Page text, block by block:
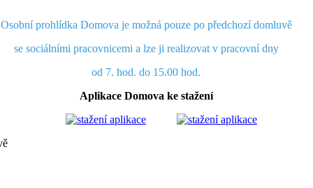
Osobní prohlídka Domova je možná pouze po předchozí domluvě
se sociálními pracovnicemi a lze ji realizovat v pracovní dny
od 7. hod. do 15.00 hod.
Aplikace Domova ke stažení